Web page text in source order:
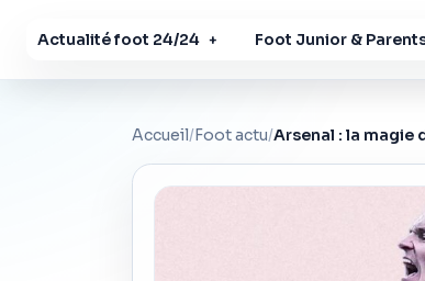
Actualité foot 24/24 + Foot Junior &
Accueil/Foot actu/Arsenal : la magie